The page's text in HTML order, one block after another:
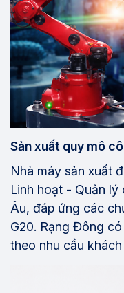
Sản xuất quy mô
Nhà máy sản xuất
Linh hoạt - Quản
Âu, đáp ứng các
G20. Rạng Đông
theo nhu cầu khách